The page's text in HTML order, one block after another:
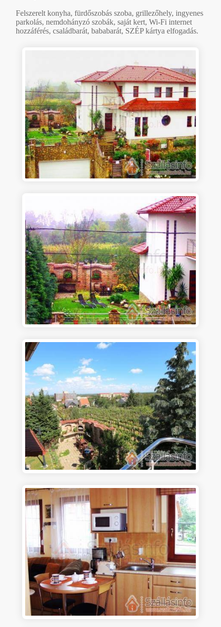
Felszerelt konyha, fürdőszobás szoba, grillezőhely, ingyenes
parkolás, nemdohányzó szobák, saját kert, Wi-Fi internet
hozzáférés, családbarát, bababarát, SZÉP kártya elfogadás.